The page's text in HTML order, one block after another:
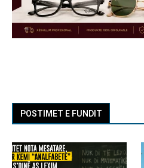
POSTIMET E FUNDIT